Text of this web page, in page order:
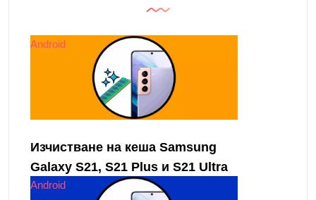
Android
Изчистване на кеша Samsung
Galaxy S21, S21 Plus и S21 Ultra
Android